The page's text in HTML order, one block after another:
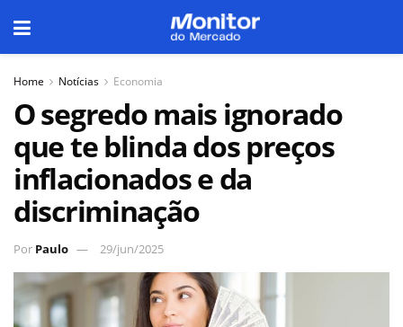
Home Notícias Economia
O segredo mais ignorado
que te blinda dos preços
inflacionados e da
discriminação
Por Paulo 29/jun/2025